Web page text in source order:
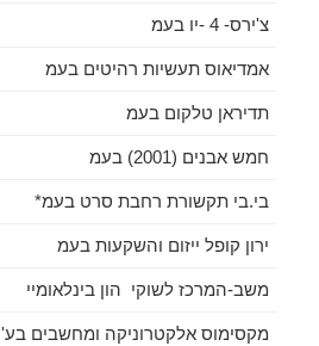
צ'ירס- 4 -יו בעמ
אמדיאוס תעשיות רהיטים בעמ
תדיראן טלקום בעמ
חמש אבנים (2001) בעמ
בי.בי תקשורת רחבת סרט בעמ*
ירון קופל ייזום והשקעות בעמ
משב-המרכז לשוקי הון בינלאומיי
מקסימוס אלקטרוניקה ומחשבים בע'